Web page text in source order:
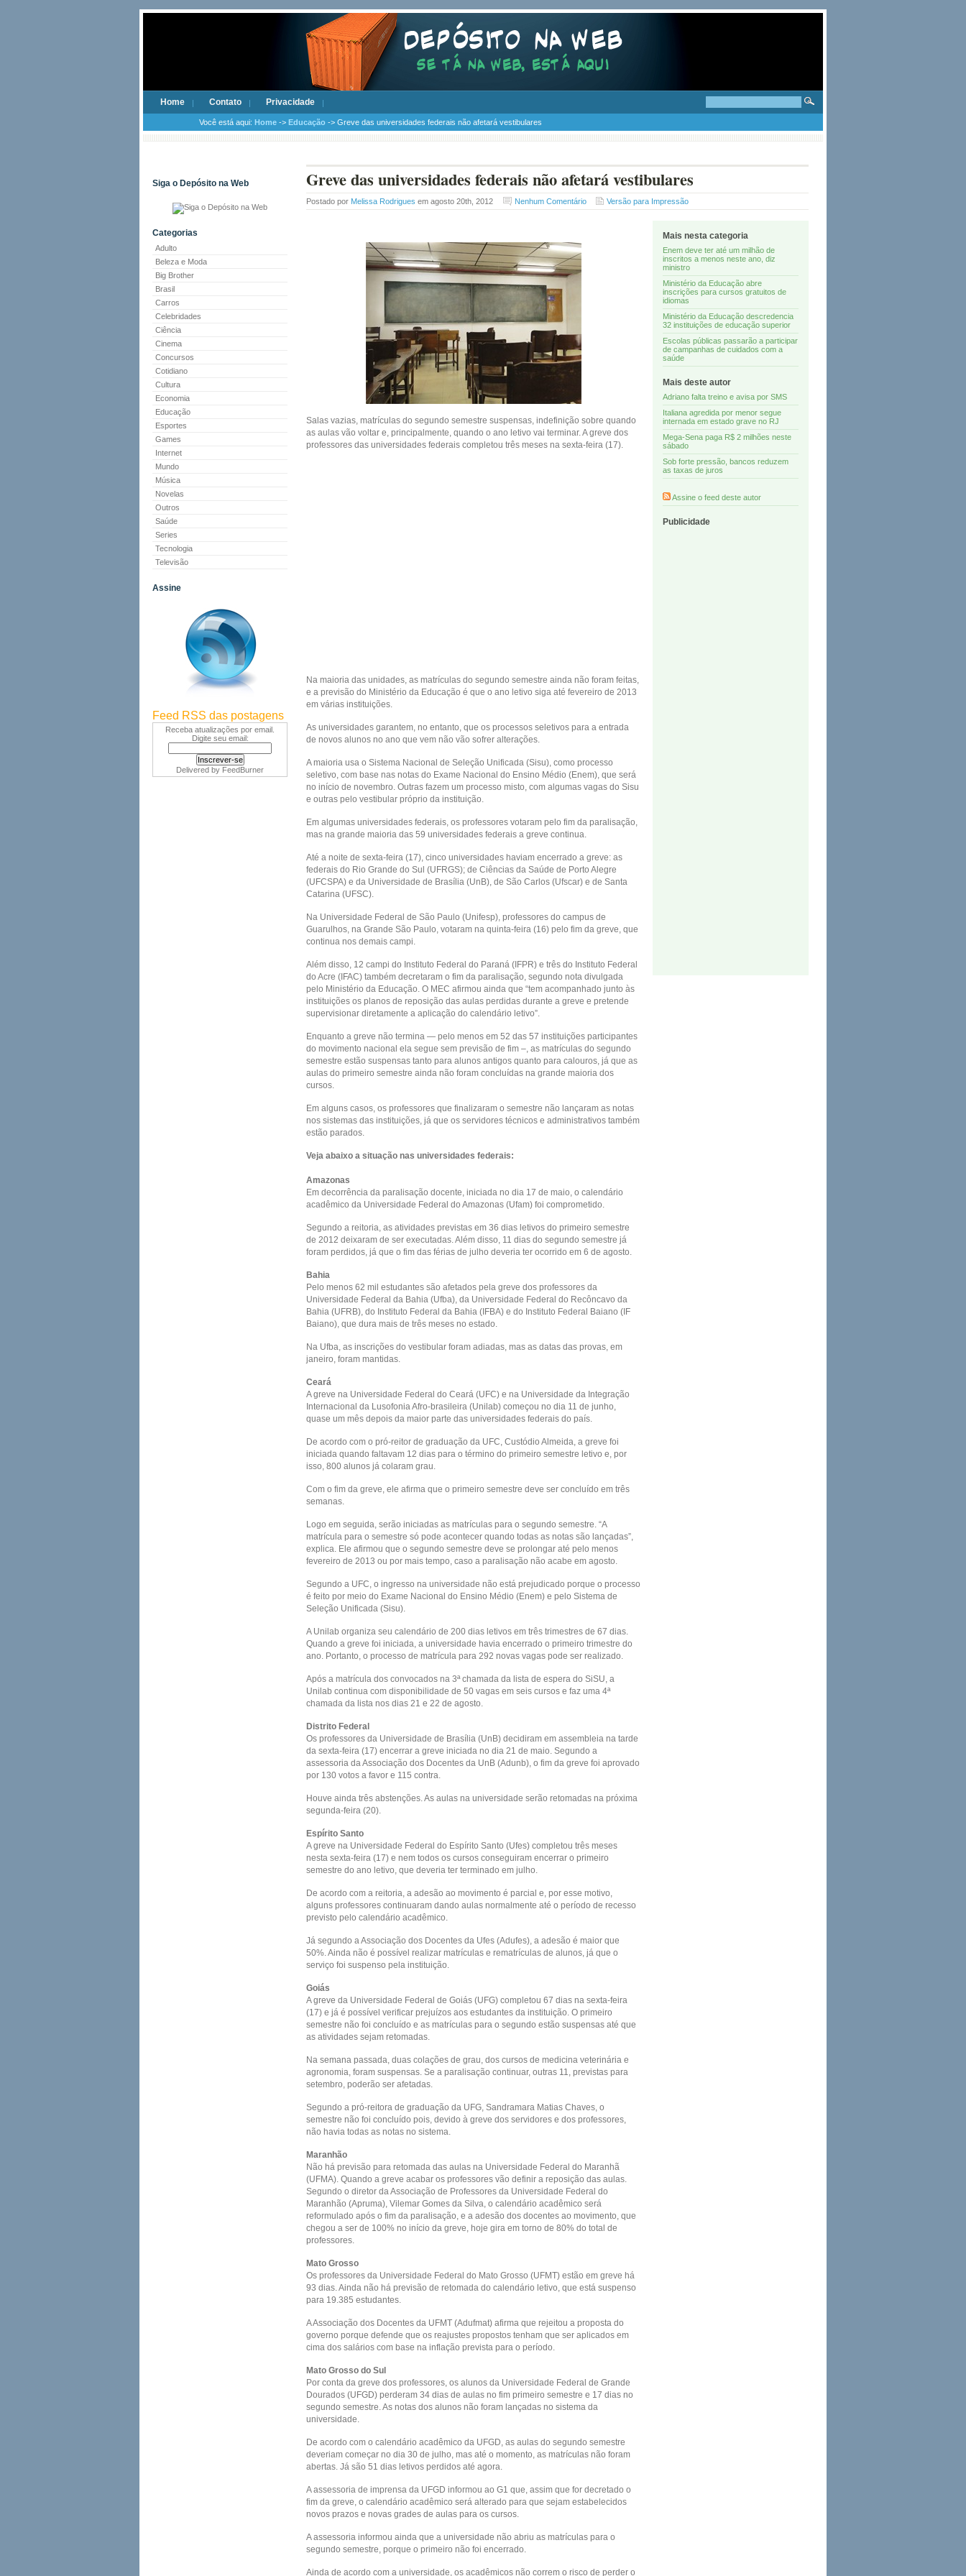
Home Contato Privacidade
Você está aqui: Home -> Educação -> Greve das universidades federais não afetará vestibulares
Siga o Depósito na Web
Categorias
Adulto
Beleza e Moda
Big Brother
Brasil
Carros
Celebridades
Ciência
Cinema
Concursos
Cotidiano
Cultura
Economia
Educação
Esportes
Games
Internet
Mundo
Música
Novelas
Outros
Saúde
Series
Tecnologia
Televisão
Assine
Feed RSS das postagens
Receba atualizações por email.
Digite seu email:
Delivered by FeedBurner
Greve das universidades federais não afetará vestibulares
Postado por Melissa Rodrigues em agosto 20th, 2012 Nenhum Comentário Versão para Impressão
Salas vazias, matrículas do segundo semestre suspensas, indefinição sobre quando
as aulas vão voltar e, principalmente, quando o ano letivo vai terminar. A greve dos
professores das universidades federais completou três meses na sexta-feira (17).
Na maioria das unidades, as matrículas do segundo semestre ainda não foram feitas,
e a previsão do Ministério da Educação é que o ano letivo siga até fevereiro de 2013
em várias instituições.
As universidades garantem, no entanto, que os processos seletivos para a entrada
de novos alunos no ano que vem não vão sofrer alterações.
A maioria usa o Sistema Nacional de Seleção Unificada (Sisu), como processo
seletivo, com base nas notas do Exame Nacional do Ensino Médio (Enem), que será
no início de novembro. Outras fazem um processo misto, com algumas vagas do Sisu
e outras pelo vestibular próprio da instituição.
Em algumas universidades federais, os professores votaram pelo fim da paralisação,
mas na grande maioria das 59 universidades federais a greve continua.
Até a noite de sexta-feira (17), cinco universidades haviam encerrado a greve: as
federais do Rio Grande do Sul (UFRGS); de Ciências da Saúde de Porto Alegre
(UFCSPA) e da Universidade de Brasília (UnB), de São Carlos (Ufscar) e de Santa
Catarina (UFSC).
Na Universidade Federal de São Paulo (Unifesp), professores do campus de
Guarulhos, na Grande São Paulo, votaram na quinta-feira (16) pelo fim da greve, que
continua nos demais campi.
Além disso, 12 campi do Instituto Federal do Paraná (IFPR) e três do Instituto Federal
do Acre (IFAC) também decretaram o fim da paralisação, segundo nota divulgada
pelo Ministério da Educação. O MEC afirmou ainda que “tem acompanhado junto às
instituições os planos de reposição das aulas perdidas durante a greve e pretende
supervisionar diretamente a aplicação do calendário letivo”.
Enquanto a greve não termina — pelo menos em 52 das 57 instituições participantes
do movimento nacional ela segue sem previsão de fim –, as matrículas do segundo
semestre estão suspensas tanto para alunos antigos quanto para calouros, já que as
aulas do primeiro semestre ainda não foram concluídas na grande maioria dos
cursos.
Em alguns casos, os professores que finalizaram o semestre não lançaram as notas
nos sistemas das instituições, já que os servidores técnicos e administrativos também
estão parados.
Veja abaixo a situação nas universidades federais:
Amazonas
Em decorrência da paralisação docente, iniciada no dia 17 de maio, o calendário
acadêmico da Universidade Federal do Amazonas (Ufam) foi comprometido.
Segundo a reitoria, as atividades previstas em 36 dias letivos do primeiro semestre
de 2012 deixaram de ser executadas. Além disso, 11 dias do segundo semestre já
foram perdidos, já que o fim das férias de julho deveria ter ocorrido em 6 de agosto.
Bahia
Pelo menos 62 mil estudantes são afetados pela greve dos professores da
Universidade Federal da Bahia (Ufba), da Universidade Federal do Recôncavo da
Bahia (UFRB), do Instituto Federal da Bahia (IFBA) e do Instituto Federal Baiano (IF
Baiano), que dura mais de três meses no estado.
Na Ufba, as inscrições do vestibular foram adiadas, mas as datas das provas, em
janeiro, foram mantidas.
Ceará
A greve na Universidade Federal do Ceará (UFC) e na Universidade da Integração
Internacional da Lusofonia Afro-brasileira (Unilab) começou no dia 11 de junho,
quase um mês depois da maior parte das universidades federais do país.
De acordo com o pró-reitor de graduação da UFC, Custódio Almeida, a greve foi
iniciada quando faltavam 12 dias para o término do primeiro semestre letivo e, por
isso, 800 alunos já colaram grau.
Com o fim da greve, ele afirma que o primeiro semestre deve ser concluído em três
semanas.
Logo em seguida, serão iniciadas as matrículas para o segundo semestre. “A
matrícula para o semestre só pode acontecer quando todas as notas são lançadas”,
explica. Ele afirmou que o segundo semestre deve se prolongar até pelo menos
fevereiro de 2013 ou por mais tempo, caso a paralisação não acabe em agosto.
Segundo a UFC, o ingresso na universidade não está prejudicado porque o processo
é feito por meio do Exame Nacional do Ensino Médio (Enem) e pelo Sistema de
Seleção Unificada (Sisu).
A Unilab organiza seu calendário de 200 dias letivos em três trimestres de 67 dias.
Quando a greve foi iniciada, a universidade havia encerrado o primeiro trimestre do
ano. Portanto, o processo de matrícula para 292 novas vagas pode ser realizado.
Após a matrícula dos convocados na 3ª chamada da lista de espera do SiSU, a
Unilab continua com disponibilidade de 50 vagas em seis cursos e faz uma 4ª
chamada da lista nos dias 21 e 22 de agosto.
Distrito Federal
Os professores da Universidade de Brasília (UnB) decidiram em assembleia na tarde
da sexta-feira (17) encerrar a greve iniciada no dia 21 de maio. Segundo a
assessoria da Associação dos Docentes da UnB (Adunb), o fim da greve foi aprovado
por 130 votos a favor e 115 contra.
Houve ainda três abstenções. As aulas na universidade serão retomadas na próxima
segunda-feira (20).
Espírito Santo
A greve na Universidade Federal do Espírito Santo (Ufes) completou três meses
nesta sexta-feira (17) e nem todos os cursos conseguiram encerrar o primeiro
semestre do ano letivo, que deveria ter terminado em julho.
De acordo com a reitoria, a adesão ao movimento é parcial e, por esse motivo,
alguns professores continuaram dando aulas normalmente até o período de recesso
previsto pelo calendário acadêmico.
Já segundo a Associação dos Docentes da Ufes (Adufes), a adesão é maior que
50%. Ainda não é possível realizar matrículas e rematrículas de alunos, já que o
serviço foi suspenso pela instituição.
Goiás
A greve da Universidade Federal de Goiás (UFG) completou 67 dias na sexta-feira
(17) e já é possível verificar prejuízos aos estudantes da instituição. O primeiro
semestre não foi concluído e as matrículas para o segundo estão suspensas até que
as atividades sejam retomadas.
Na semana passada, duas colações de grau, dos cursos de medicina veterinária e
agronomia, foram suspensas. Se a paralisação continuar, outras 11, previstas para
setembro, poderão ser afetadas.
Segundo a pró-reitora de graduação da UFG, Sandramara Matias Chaves, o
semestre não foi concluído pois, devido à greve dos servidores e dos professores,
não havia todas as notas no sistema.
Maranhão
Não há previsão para retomada das aulas na Universidade Federal do Maranhã
(UFMA). Quando a greve acabar os professores vão definir a reposição das aulas.
Segundo o diretor da Associação de Professores da Universidade Federal do
Maranhão (Apruma), Vilemar Gomes da Silva, o calendário acadêmico será
reformulado após o fim da paralisação, e a adesão dos docentes ao movimento, que
chegou a ser de 100% no início da greve, hoje gira em torno de 80% do total de
professores.
Mato Grosso
Os professores da Universidade Federal do Mato Grosso (UFMT) estão em greve há
93 dias. Ainda não há previsão de retomada do calendário letivo, que está suspenso
para 19.385 estudantes.
A Associação dos Docentes da UFMT (Adufmat) afirma que rejeitou a proposta do
governo porque defende que os reajustes propostos tenham que ser aplicados em
cima dos salários com base na inflação prevista para o período.
Mato Grosso do Sul
Por conta da greve dos professores, os alunos da Universidade Federal de Grande
Dourados (UFGD) perderam 34 dias de aulas no fim primeiro semestre e 17 dias no
segundo semestre. As notas dos alunos não foram lançadas no sistema da
universidade.
De acordo com o calendário acadêmico da UFGD, as aulas do segundo semestre
deveriam começar no dia 30 de julho, mas até o momento, as matrículas não foram
abertas. Já são 51 dias letivos perdidos até agora.
A assessoria de imprensa da UFGD informou ao G1 que, assim que for decretado o
fim da greve, o calendário acadêmico será alterado para que sejam estabelecidos
novos prazos e novas grades de aulas para os cursos.
A assessoria informou ainda que a universidade não abriu as matrículas para o
segundo semestre, porque o primeiro não foi encerrado.
Ainda de acordo com a universidade, os acadêmicos não correm o risco de perder o
Mais nesta categoria
Enem deve ter até um milhão de
inscritos a menos neste ano, diz
ministro
Ministério da Educação abre
inscrições para cursos gratuitos de
idiomas
Ministério da Educação descredencia
32 instituições de educação superior
Escolas públicas passarão a participar
de campanhas de cuidados com a
saúde
Mais deste autor
Adriano falta treino e avisa por SMS
Italiana agredida por menor segue
internada em estado grave no RJ
Mega-Sena paga R$ 2 milhões neste
sábado
Sob forte pressão, bancos reduzem
as taxas de juros
Assine o feed deste autor
Publicidade